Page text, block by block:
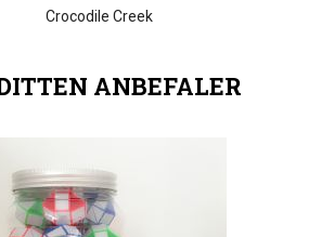
Crocodile Creek
ANBEFALER